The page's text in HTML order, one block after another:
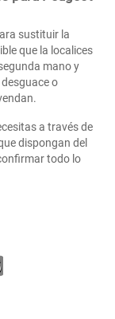
sustituir la
que la localices
mano y
o
a través de
dispongan del
todo lo